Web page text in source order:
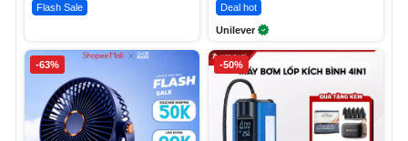
Flash Sale Deal hot
Unilever
-63% -50%